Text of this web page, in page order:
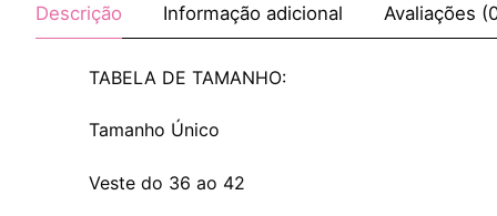
Descrição Informação adicional Avaliações
TABELA DE TAMANHO:
Tamanho Único
Veste do 36 ao 42